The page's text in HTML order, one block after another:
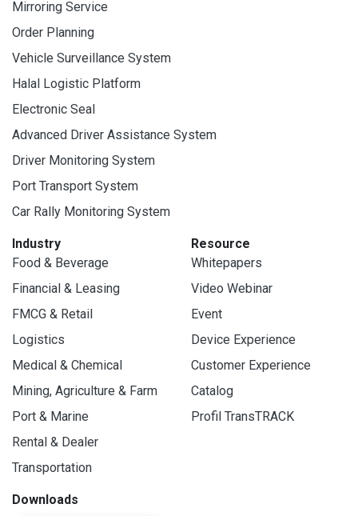
Mirroring Service
Order Planning
Vehicle Surveillance System
Halal Logistic Platform
Electronic Seal
Advanced Driver Assistance System
Driver Monitoring System
Port Transport System
Car Rally Monitoring System
Industry
Food & Beverage
Financial & Leasing
FMCG & Retail
Logistics
Medical & Chemical
Mining, Agriculture & Farm
Port & Marine
Rental & Dealer
Transportation
Resource
Whitepapers
Video Webinar
Event
Device Experience
Customer Experience
Catalog
Profil TransTRACK
Downloads